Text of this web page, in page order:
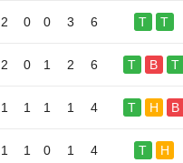
2 0 0 3 6 T T
2 0 1 2 6 T B T
1 1 1 1 4 T H B
1 1 0 1 4 T H